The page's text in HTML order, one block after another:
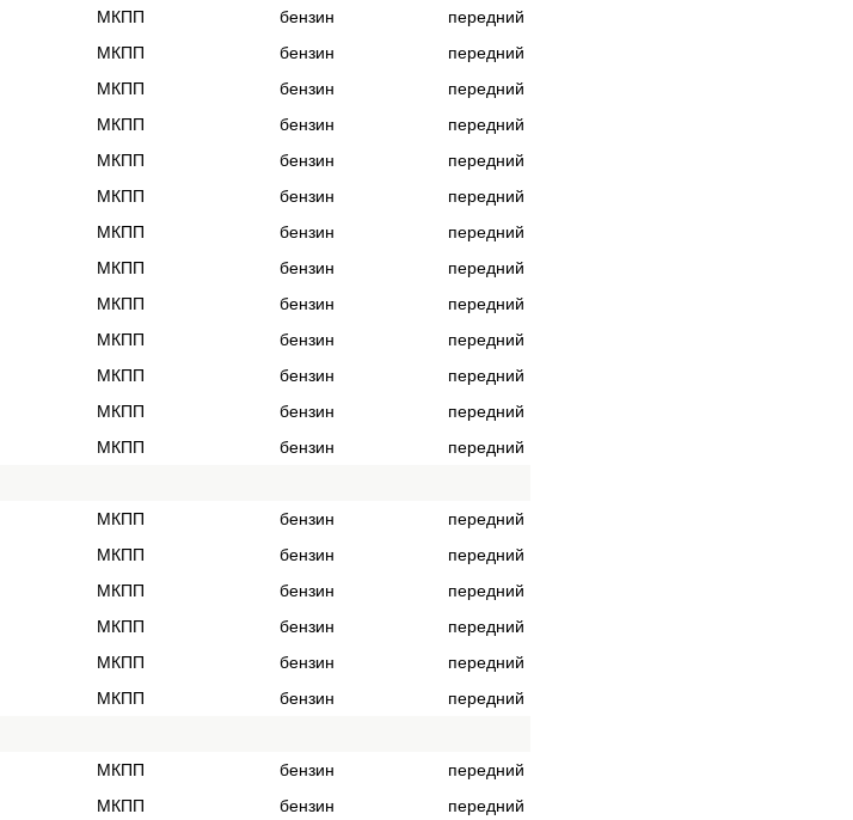
МКПП бензин
передний
МКПП бензин
передний
МКПП бензин
передний
МКПП бензин
передний
МКПП бензин
передний
МКПП бензин
передний
МКПП бензин
передний
МКПП бензин
передний
МКПП бензин
передний
МКПП бензин
передний
МКПП бензин
передний
МКПП бензин
передний
МКПП бензин
передний
МКПП бензин
передний
МКПП бензин
передний
МКПП бензин
передний
МКПП бензин
передний
МКПП бензин
передний
МКПП бензин
передний
МКПП бензин
передний
МКПП бензин
передний